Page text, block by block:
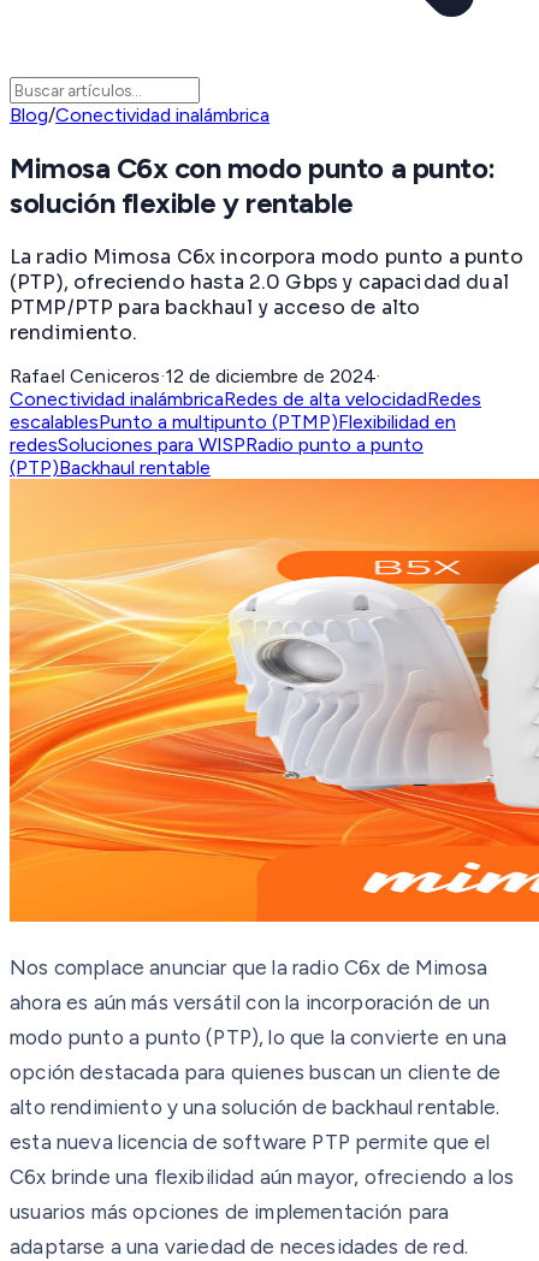
Blog/Conectividad inalámbrica
Mimosa C6x con modo punto a punto:
solución flexible y rentable
La radio Mimosa C6x incorpora modo punto a punto
(PTP), ofreciendo hasta 2.0 Gbps y capacidad dual
PTMP/PTP para backhaul y acceso de alto
rendimiento.
Rafael Ceniceros·12 de diciembre de 2024·
Conectividad inalámbricaRedes de alta velocidadRedes
escalablesPunto a multipunto (PTMP)Flexibilidad en
redesSoluciones para WISPRadio punto a punto
(PTP)Backhaul rentable
Nos complace anunciar que la radio C6x de Mimosa
ahora es aún más versátil con la incorporación de un
modo punto a punto (PTP), lo que la convierte en una
opción destacada para quienes buscan un cliente de
alto rendimiento y una solución de backhaul rentable.
esta nueva licencia de software PTP permite que el
C6x brinde una flexibilidad aún mayor, ofreciendo a los
usuarios más opciones de implementación para
adaptarse a una variedad de necesidades de red.